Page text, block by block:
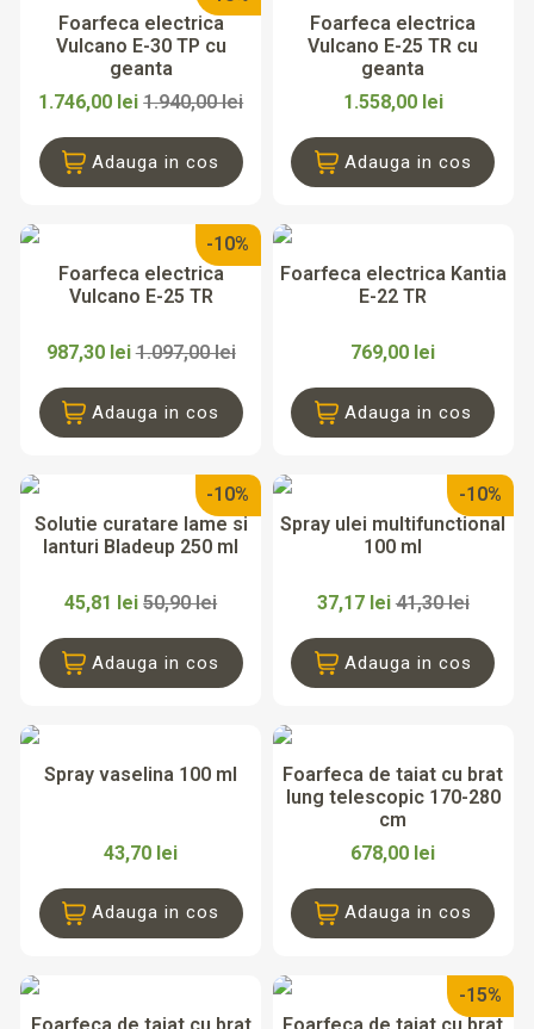
Vizualizați produsele a83
Foarfeca electrica
Vulcano E-30 TP cu
geanta
1.746,00 lei1.940,00 lei
Adauga in cos
Foarfeca electrica
Vulcano E-25 TR cu
geanta
1.558,00 lei
Adauga in cos
Foarfeca electrica
Vulcano E-25 TR
987,30 lei1.097,00 lei
-10%
Adauga in cos
Foarfeca electrica Kantia
E-22 TR
769,00 lei
Adauga in cos
Solutie curatare lame si
lanturi Bladeup 250 ml
45,81 lei50,90 lei
-10%
Adauga in cos
Spray ulei multifunctional
100 ml
37,17 lei41,30 lei
-10%
Adauga in cos
Spray vaselina 100 ml
43,70 lei
Adauga in cos
Foarfeca de taiat cu brat
lung telescopic 170-280
cm
678,00 lei
Adauga in cos
-15%